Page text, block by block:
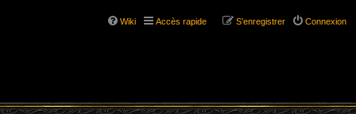
Wiki Accès rapide Connexion
S’enregistrer